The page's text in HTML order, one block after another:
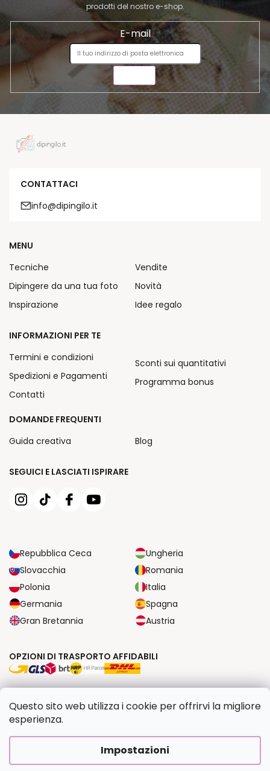
Questo sito web utilizza i cookie per offrirvi la migliore
esperienza.
Impostazioni
prodotti del nostro e-shop.
E-mail
CONTATTACI
info@dipingilo.it
SEGUICI E LASCIATI ISPIRARE
Repubblica Ceca
Ungheria
Slovacchia
Romania
Polonia
Italia
Germania
Spagna
Gran Bretannia
Austria
MENU
Tecniche
Dipingere da una tua foto
Inspirazione
Vendite
Novità
Idee regalo
INFORMAZIONI PER TE
Termini e condizioni
Spedizioni e Pagamenti
Contatti
Sconti sui quantitativi
Programma bonus
DOMANDE FREQUENTI
Guida creativa
Blog
OPZIONI DI TRASPORTO AFFIDABILI
Creato da Shoptet Premium|UpraviloFV STUDIO
Copyright 2026Dipingilo.it. Tutti i diritti riservati.